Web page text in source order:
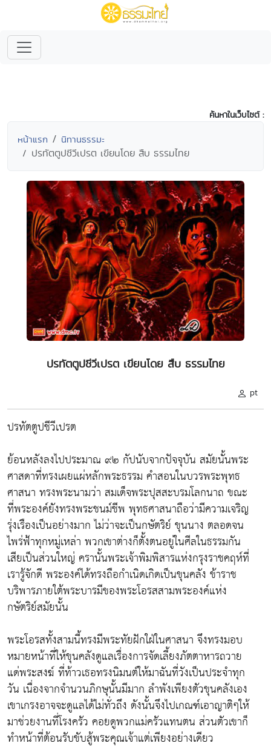
ค้นหาในเว็บไซต์ :
หน้าแรก นิทานธรรมะ
ปรทัตตูปชีวีเปรต เขียนโดย สืบ ธรรมไทย
ปรทัตตูปชีวีเปรต เขียนโดย สืบ ธรรมไทย
pt
ปรทัตตูปชีวีเปรต
ย้อนหลังลงไปประมาณ ๙๒ กัปนับจากปัจจุบัน สมัยนั้นพระ
ศาสดาที่ทรงเผยแผ่หลักพระธรรม คำสอนในบวรพระพุทธ
ศาสนา ทรงพระนามว่า สมเด็จพระปุสสะบรมโลกนาถ ขณะ
ที่พระองค์ยังทรงพระชนม์ชีพ พุทธศาสนาถือว่ามีความเจริญ
รุ่งเรืองเป็นอย่างมาก ไม่ว่าจะเป็นกษัตริย์ ขุนนาง ตลอดจน
ไพร่ฟ้าทุกหมู่เหล่า พวกเขาต่างก็ตั้งตนอยู่ในศีลในธรรมกัน
เสียเป็นส่วนใหญ่ ครานั้นพระเจ้าพิมพิสารแห่งกรุงราชคฤห์ที่
เรารู้จักดี พระองค์ได้ทรงถือกำเนิดเกิดเป็นขุนคลัง ข้าราช
บริพารภายใต้พระบารมีของพระโอรสสามพระองค์แห่ง
กษัตริย์สมัยนั้น
พระโอรสทั้งสามนี้ทรงมีพระทัยฝักใฝ่ในศาสนา จึงทรงมอบ
หมายหน้าที่ให้ขุนคลังดูแลเรื่องการจัดเลี้ยงภัตตาหารถวาย
แด่พระสงฆ์ ที่ท้าวเธอทรงนิมนต์ให้มาฉันที่วังเป็นประจำทุก
วัน เนื่องจากจำนวนภิกษุนั้นมีมาก ลำพังเพียงตัวขุนคลังเอง
เขาเกรงอาจจะดูแลได้ไม่ทั่วถึง ดังนั้นจึงไปเกณฑ์เอาญาติๆให้
มาช่วยงานที่โรงครัว คอยดูพวกแม่ครัวแทนตน ส่วนตัวเขาก็
ทำหน้าที่ต้อนรับขับสู้พระคุณเจ้าแต่เพียงอย่างเดียว